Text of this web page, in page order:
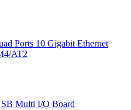
Ports 10 Gigabit Ethernet
AT2
Multi I/O Board